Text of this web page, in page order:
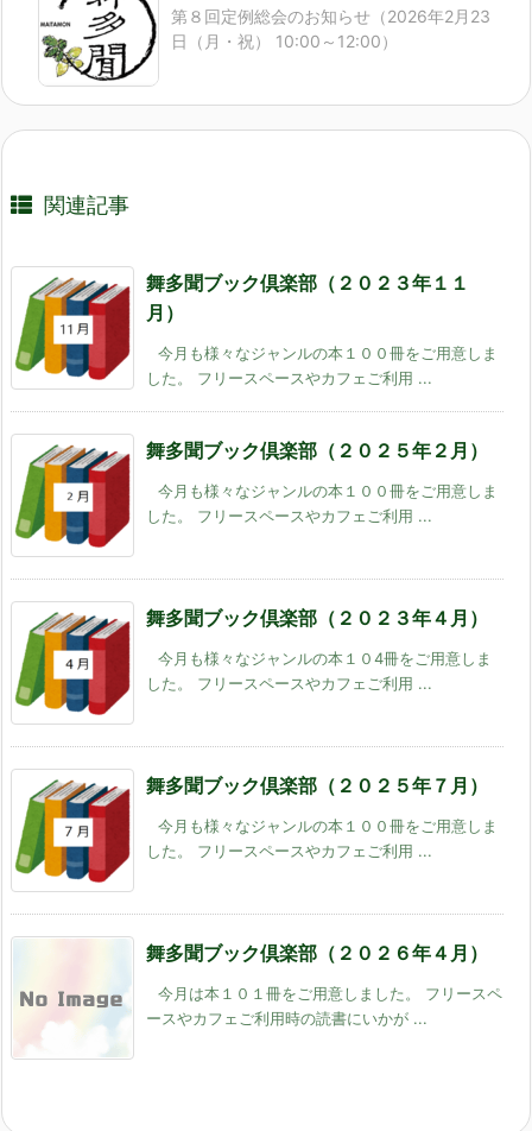
第８回定例総会のお知らせ（2026年2月23
日（月・祝） 10:00～12:00）
関連記事
舞多聞ブック倶楽部（２０２３年１１
月）
今月も様々なジャンルの本１００冊をご用意しま
した。 フリースペースやカフェご利用 ...
舞多聞ブック倶楽部（２０２５年２月）
今月も様々なジャンルの本１００冊をご用意しま
した。 フリースペースやカフェご利用 ...
舞多聞ブック倶楽部（２０２３年４月）
今月も様々なジャンルの本１０4冊をご用意しま
した。 フリースペースやカフェご利用 ...
舞多聞ブック倶楽部（２０２５年７月）
今月も様々なジャンルの本１００冊をご用意しま
した。 フリースペースやカフェご利用 ...
舞多聞ブック倶楽部（２０２６年４月）
今月は本１０１冊をご用意しました。 フリースペ
ースやカフェご利用時の読書にいかが ...